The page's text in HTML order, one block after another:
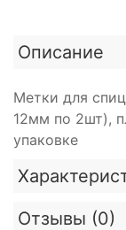
Описание
Метки для
12мм по 2шт),
упаковке
Отзывы (0)